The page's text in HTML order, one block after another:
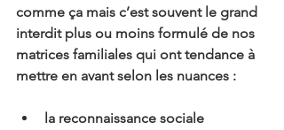
comme ça mais c’est souvent le grand
interdit plus ou moins formulé de nos
matrices familiales qui ont tendance à
mettre en avant selon les nuances :
la reconnaissance sociale